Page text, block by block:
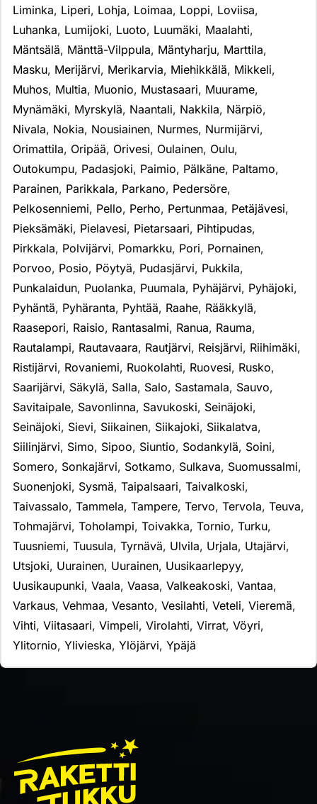
Liminka, Liperi, Lohja, Loimaa, Loppi, Loviisa,
Luhanka, Lumijoki, Luoto, Luumäki, Maalahti,
Mäntsälä, Mänttä-Vilppula, Mäntyharju, Marttila,
Masku, Merijärvi, Merikarvia, Miehikkälä, Mikkeli,
Muhos, Multia, Muonio, Mustasaari, Muurame,
Mynämäki, Myrskylä, Naantali, Nakkila, Närpiö,
Nivala, Nokia, Nousiainen, Nurmes, Nurmijärvi,
Orimattila, Oripää, Orivesi, Oulainen, Oulu,
Outokumpu, Padasjoki, Paimio, Pälkäne, Paltamo,
Parainen, Parikkala, Parkano, Pedersöre,
Pelkosenniemi, Pello, Perho, Pertunmaa, Petäjävesi,
Pieksämäki, Pielavesi, Pietarsaari, Pihtipudas,
Pirkkala, Polvijärvi, Pomarkku, Pori, Pornainen,
Porvoo, Posio, Pöytyä, Pudasjärvi, Pukkila,
Punkalaidun, Puolanka, Puumala, Pyhäjärvi, Pyhäjoki,
Pyhäntä, Pyhäranta, Pyhtää, Raahe, Rääkkylä,
Raasepori, Raisio, Rantasalmi, Ranua, Rauma,
Rautalampi, Rautavaara, Rautjärvi, Reisjärvi, Riihimäki,
Ristijärvi, Rovaniemi, Ruokolahti, Ruovesi, Rusko,
Saarijärvi, Säkylä, Salla, Salo, Sastamala, Sauvo,
Savitaipale, Savonlinna, Savukoski, Seinäjoki,
Seinäjoki, Sievi, Siikainen, Siikajoki, Siikalatva,
Siilinjärvi, Simo, Sipoo, Siuntio, Sodankylä, Soini,
Somero, Sonkajärvi, Sotkamo, Sulkava, Suomussalmi,
Suonenjoki, Sysmä, Taipalsaari, Taivalkoski,
Taivassalo, Tammela, Tampere, Tervo, Tervola, Teuva,
Tohmajärvi, Toholampi, Toivakka, Tornio, Turku,
Tuusniemi, Tuusula, Tyrnävä, Ulvila, Urjala, Utajärvi,
Utsjoki, Uurainen, Uurainen, Uusikaarlepyy,
Uusikaupunki, Vaala, Vaasa, Valkeakoski, Vantaa,
Varkaus, Vehmaa, Vesanto, Vesilahti, Veteli, Vieremä,
Vihti, Viitasaari, Vimpeli, Virolahti, Virrat, Vöyri,
Ylitornio, Ylivieska, Ylöjärvi, Ypäjä